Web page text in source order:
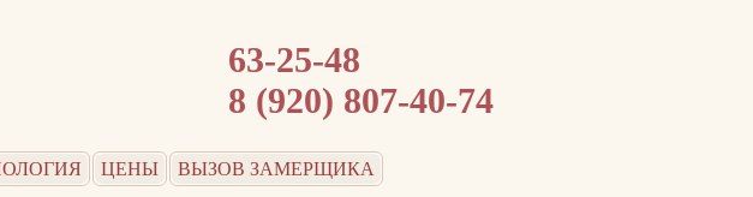
63-25-48
8 (920) 807-40-74
ЦЕНЫ
ВЫЗОВ ЗАМЕРЩИКА